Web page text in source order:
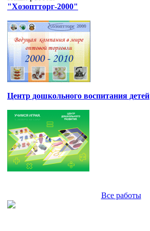
"Хозоптторг-2000"
Центр дошкольного воспитания детей
Все работы